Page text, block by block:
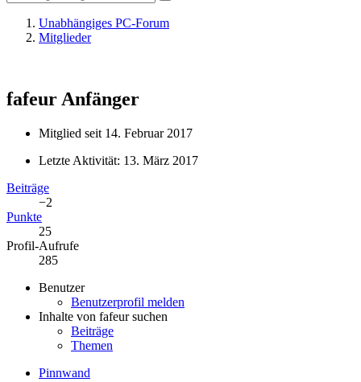
Unabhängiges PC-Forum
Mitglieder
fafeur Anfänger
Mitglied seit 14. Februar 2017
Letzte Aktivität: 13. März 2017
Beiträge
−2
Punkte
25
Profil-Aufrufe
285
Benutzer
Benutzerprofil melden
Inhalte von fafeur suchen
Beiträge
Themen
Pinnwand